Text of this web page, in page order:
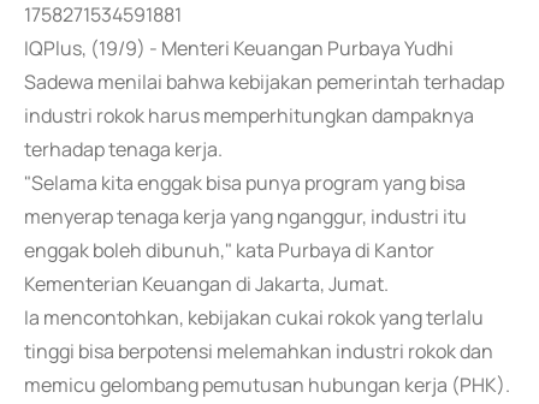
1758271534591881
IQPlus, (19/9) - Menteri Keuangan Purbaya Yudhi
Sadewa menilai bahwa kebijakan pemerintah terhadap
industri rokok harus memperhitungkan dampaknya
terhadap tenaga kerja.
"Selama kita enggak bisa punya program yang bisa
menyerap tenaga kerja yang nganggur, industri itu
enggak boleh dibunuh," kata Purbaya di Kantor
Kementerian Keuangan di Jakarta, Jumat.
Ia mencontohkan, kebijakan cukai rokok yang terlalu
tinggi bisa berpotensi melemahkan industri rokok dan
memicu gelombang pemutusan hubungan kerja (PHK).